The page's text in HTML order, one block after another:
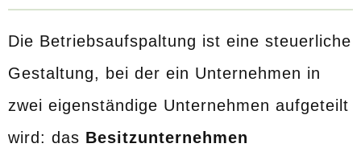
Die Betriebsaufspaltung ist eine steuerliche
Gestaltung, bei der ein Unternehmen in
zwei eigenständige Unternehmen aufgeteilt
wird: das Besitzunternehmen